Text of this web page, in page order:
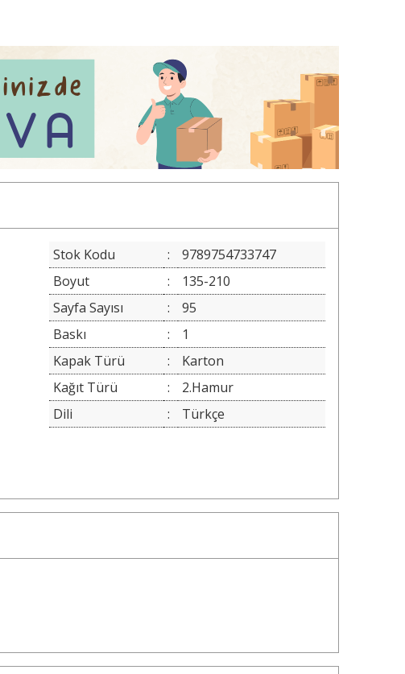
Stok Kodu :
9789754733747
Boyut
:
135-210
Sayfa Sayısı
:
95
Baskı
:
1
Kapak Türü
:
Karton
Kağıt Türü
:
2.Hamur
Dili
: Türkçe